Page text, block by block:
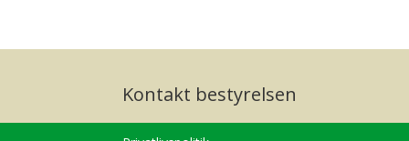
Kontakt bestyrelsen